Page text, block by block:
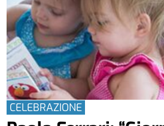
CELEBRAZIONE